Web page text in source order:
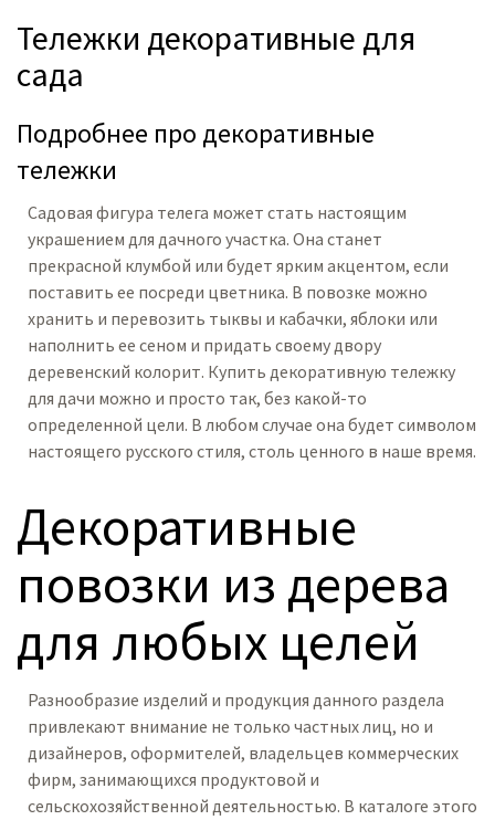
Тележки декоративные для
сада
Подробнее про декоративные
тележки
Садовая фигура телега может стать настоящим
украшением для дачного участка. Она станет
прекрасной клумбой или будет ярким акцентом, если
поставить ее посреди цветника. В повозке можно
хранить и перевозить тыквы и кабачки, яблоки или
наполнить ее сеном и придать своему двору
деревенский колорит. Купить декоративную тележку
для дачи можно и просто так, без какой-то
определенной цели. В любом случае она будет символом
настоящего русского стиля, столь ценного в наше время.
Декоративные
повозки из дерева
для любых целей
Разнообразие изделий и продукция данного раздела
привлекают внимание не только частных лиц, но и
дизайнеров, оформителей, владельцев коммерческих
фирм, занимающихся продуктовой и
сельскохозяйственной деятельностью. В каталоге этого